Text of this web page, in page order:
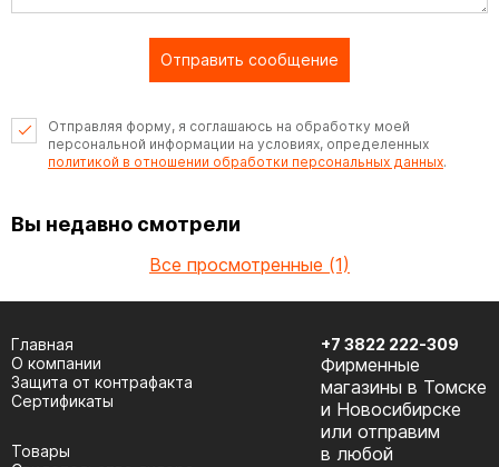
Отправить сообщение
Отправляя форму, я соглашаюсь на обработку моей
персональной информации на условиях, определенных
политикой в отношении обработки персональных данных.
Вы недавно смотрели
Все просмотренные (1)
Главная
О компании
Защита от контрафакта
Сертификаты
Товары
+7 3822 222-309
Фирменные
магазины в Томске
и Новосибирске
или отправим
в любой